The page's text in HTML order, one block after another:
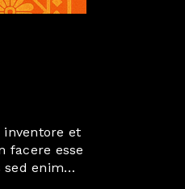
et
facere esse
enim